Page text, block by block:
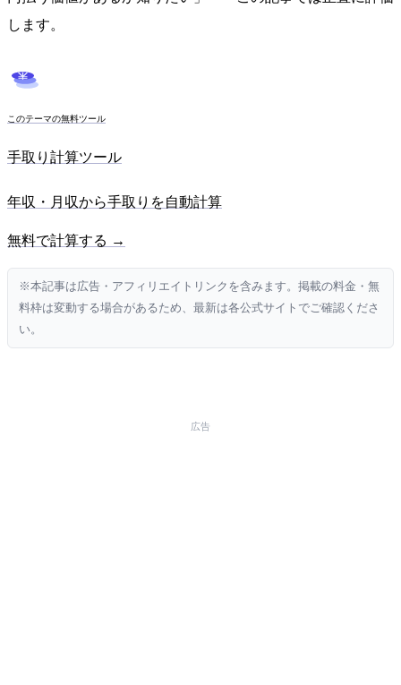
します。
このテーマの無料ツール
手取り計算ツール
年収・月収から手取りを自動計算
無料で計算する →
※本記事は広告・アフィリエイトリンクを含みます。掲載の料金・無
料枠は変動する場合があるため、最新は各公式サイトでご確認くださ
い。
広告